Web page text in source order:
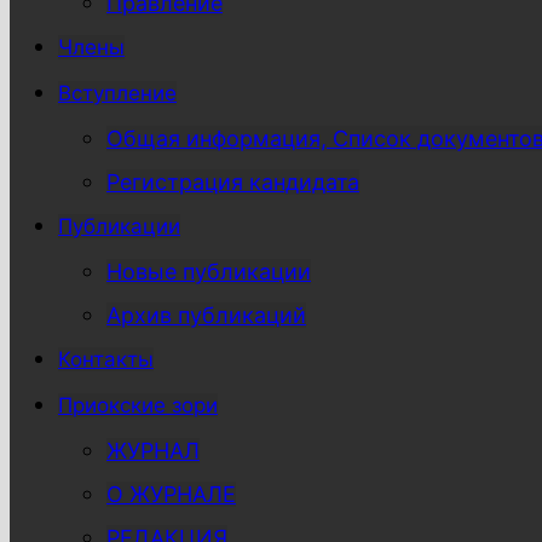
Члены
Вступление
Общая информация, Список
Регистрация кандидата
Публикации
Новые публикации
Архив публикаций
Контакты
Приокские зори
ЖУРНАЛ
О ЖУРНАЛЕ